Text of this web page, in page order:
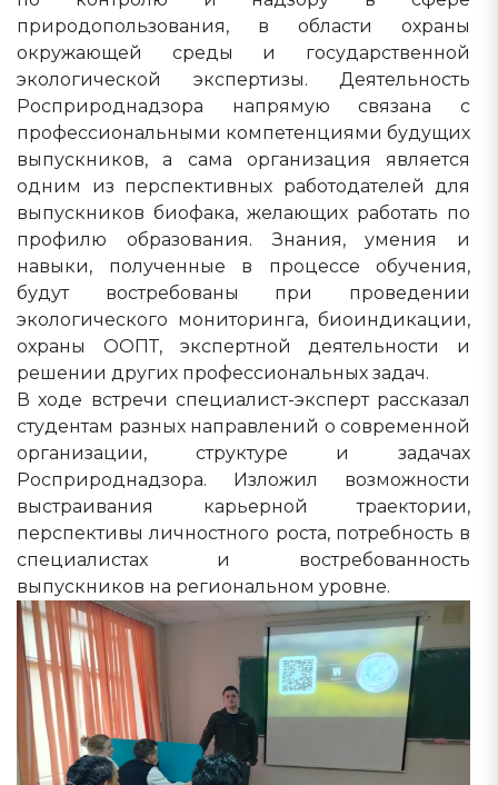
природопользования, в области охраны
окружающей среды и государственной
экологической экспертизы. Деятельность
Росприроднадзора напрямую связана с
профессиональными компетенциями будущих
выпускников, а сама организация является
одним из перспективных работодателей для
выпускников биофака, желающих работать по
профилю образования. Знания, умения и
навыки, полученные в процессе обучения,
будут востребованы при проведении
экологического мониторинга, биоиндикации,
охраны ООПТ, экспертной деятельности и
решении других профессиональных задач.
В ходе встречи специалист-эксперт рассказал
студентам разных направлений о современной
организации, структуре и задачах
Росприроднадзора. Изложил возможности
выстраивания карьерной траектории,
перспективы личностного роста, потребность в
специалистах и востребованность
выпускников на региональном уровне.